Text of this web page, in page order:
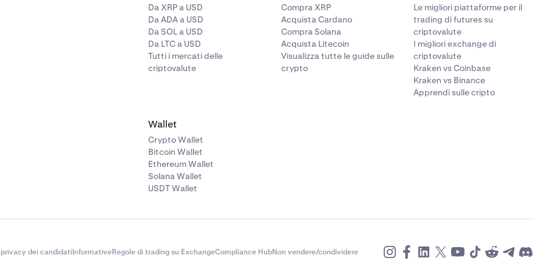
il regolamento LCIA, e la sentenza sul lodo arbitrale reso
arbitri potrà essere depositata in qualsiasi tribunale avente
quanto sopra, Kraken può chiedere un provvedimento equitativo in
di giurisdizione competente.
Da XRP a USD
Da ADA a USD
Da SOL a USD
Da LTC a USD
Tutti i mercati delle
criptovalute
Compra XRP
Acquista Cardano
Compra Solana
Acquista Litecoin
Visualizza tutte le guide sulle
crypto
Le migliori piattaforme per il
trading di futures su
criptovalute
I migliori exchange di
criptovalute
Kraken vs Coinbase
Kraken vs Binance
Apprendi sulle cripto
Wallet
Crypto Wallet
Bitcoin Wallet
Ethereum Wallet
Solana Wallet
USDT Wallet
dei candidatiInformativeRegole di trading su ExchangeCompliance HubNon vendere/condividere